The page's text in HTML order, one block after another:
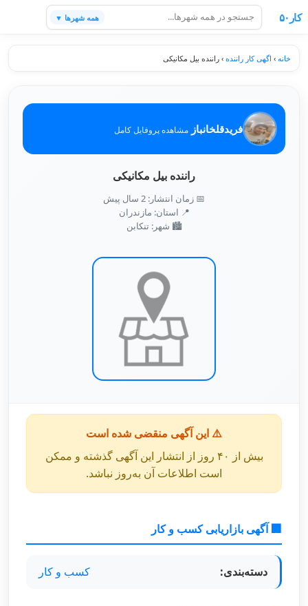
کار۵۰ همه شهرها ▼
خانه › اگهی کار راننده › راننده بیل مکانیکی
فریدقلخانباز مشاهده پروفایل کامل
راننده بیل مکانیکی
📅 زمان انتشار: 2 سال پیش
📍 استان: مازندران
🏙️ شهر: تنكابن
⚠️ این آگهی منقضی شده است
بیش از ۴۰ روز از انتشار این آگهی گذشته و ممکن
است اطلاعات آن به‌روز نباشد.
🏢 آگهی بازاریابی کسب و کار
دسته‌بندی: کسب و کار